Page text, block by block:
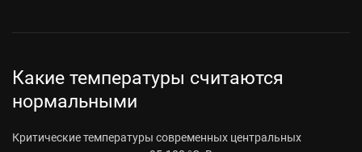
Какие температуры считаются
нормальными
Критические температуры современных центральных